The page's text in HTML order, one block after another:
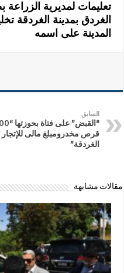
تعليمات لمديرية
الغردق بمدينة الغردقة
المدينة على اسمه
السابق
قرص مخدرومبلغ مالى للإتجار
الغردقة”
مقالات مشابهة